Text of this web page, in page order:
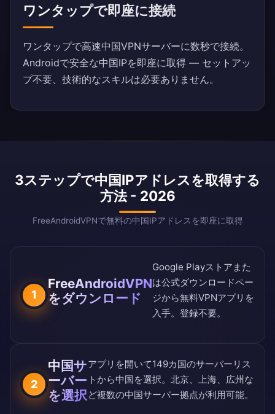
ワンタップで即座に接続
ワンタップで高速中国VPNサーバーに数秒で接続。
Androidで安全な中国IPを即座に取得 — セットアッ
プ不要、技術的なスキルは必要ありません。
3ステップで中国IPアドレスを取得する
方法 - 2026
FreeAndroidVPNで無料の中国IPアドレスを即座に取得
1
FreeAndroidVPN
をダウンロード
Google Playストア また
は公式ダウンロードペー
ジから無料VPNアプリを
入手。登録不要。
2
中国サ
ーバー
を選択
アプリを開いて149カ国のサーバーリス
トから中国を選択。北京、上海、広州な
ど複数の中国サーバー拠点が利用可能。